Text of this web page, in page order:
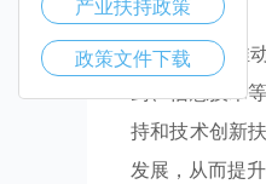
大连市积极推
药、信息技术
持和技术创新
发展，从而提
产业扶持政策
政策文件下载